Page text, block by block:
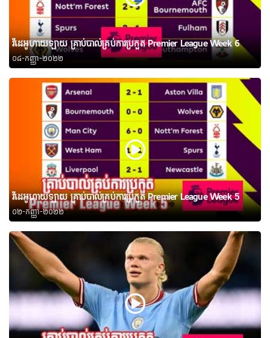
វីដេអូហាយឡាយ គ្រាប់បាល់គ្រប់ការប្រកួត Premier League Week 6
០៨-កញ្ញា-២០២២
វីដេអូហាយឡាយ គ្រាប់បាល់គ្រប់ការប្រកួត Premier League Week 5
០២-កញ្ញា-២០២២